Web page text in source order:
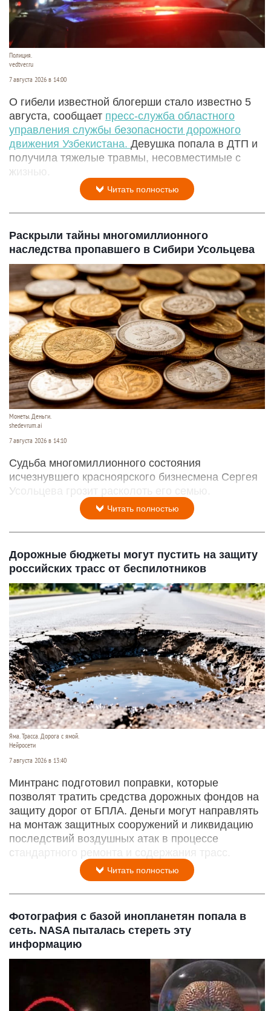
Полиция.
vedtver.ru
7 августа 2026 в 14:00
О гибели известной блогерши стало известно 5
августа, сообщает пресс-служба областного
управления службы безопасности дорожного
движения Узбекистана. Девушка попала в ДТП и
получила тяжелые травмы, несовместимые с
жизнью.
Читать полностью
Раскрыли тайны многомиллионного
наследства пропавшего в Сибири Усольцева
Монеты. Деньги.
shedevrum.ai
7 августа 2026 в 14:10
Судьба многомиллионного состояния
исчезнувшего красноярского бизнесмена Сергея
Усольцева грозит расколоть его семью.
Читать полностью
Дорожные бюджеты могут пустить на защиту
российских трасс от беспилотников
Яма. Трасса. Дорога с ямой.
Нейросети
7 августа 2026 в 13:40
Минтранс подготовил поправки, которые
позволят тратить средства дорожных фондов на
защиту дорог от БПЛА. Деньги могут направлять
на монтаж защитных сооружений и ликвидацию
последствий воздушных атак в процессе
стандартного ремонта и содержания трасс.
Читать полностью
Фотография с базой инопланетян попала в
сеть. NASA пыталась стереть эту
информацию